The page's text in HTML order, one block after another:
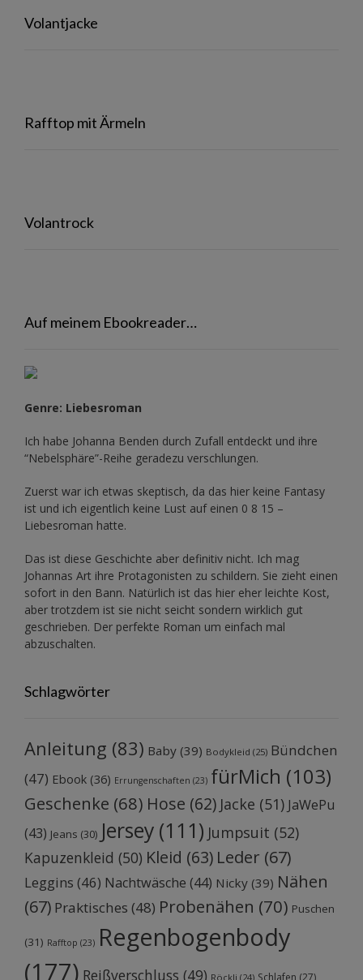
Volantjacke
Rafftop mit Ärmeln
Volantrock
Auf meinem Ebookreader…
Genre: Liebesroman
Ich habe Johanna Benden durch Zufall entdeckt und ihre
“Nebelsphäre”-Reihe geradezu verschlungen.
Zuerst war ich etwas skeptisch, da das hier keine Fantasy
ist und ich eigentlich keine Lust auf einen 0 8 15 –
Liebesroman hatte.
Das ist diese Geschichte aber definitiv nicht. Ich mag
Johannas Art ihre Protagonisten zu schildern. Sie zieht einen
sofort in den Bann. Natürlich ist das hier eher leichte Kost,
aber trotzdem ist sie nicht seicht sondern wirklich gut
geschrieben. Der perfekte Roman um einfach mal
abzuschalten.
Schlagwörter
Anleitung (83) Baby (39) Bodykleid (25) Bündchen
(47) Ebook (36) Errungenschaften (23) fürMich (103)
Geschenke (68) Hose (62) Jacke (51) JaWePu
(43) Jeans (30) Jersey (111) Jumpsuit (52)
Kapuzenkleid (50) Kleid (63) Leder (67)
Leggins (46) Nachtwäsche (44) Nicky (39) Nähen
(67) Praktisches (48) Probenähen (70) Puschen
(31) Rafftop (23) Regenbogenbody
(177) Reißverschluss (49) Röckli (24)